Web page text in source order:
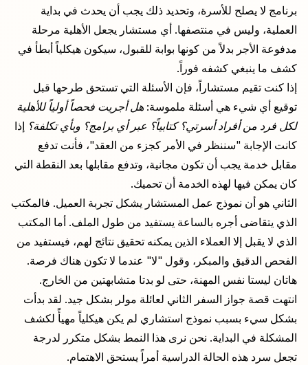
برنامج لا يصلح للأسرة، وتحديد ذلك يجب أن يحدث في بداية
العملية، وليس في منتصفها. أي مستشار يجعل الأهلية مرحلة
مدفوعة الأجر بدلاً من كونها بوابة للقبول، سيكون هيكلياً أبطأ في
كشف ما ينبغي كشفه فوراً.
إذا كنت تقيم مستشاراً، فإن الأسئلة التي تستحق طرحها قبل
توقيع أي شيء هي أسئلة ملموسة: هل أجريت فحصاً أولياً للأهلية
لكل فرد من أفراد أسرتي؟ كتابياً؟ عبر أي برامج؟ وبأي تكلفة؟ إذا
كانت الإجابة "سننظر في الأمر كجزء من العقد"، فأنت تدفع
مقابل خدمة يجب أن تكون مجانية، وتدفع مقابلها بعد النقطة التي
كان يمكن فيها لهذه الخدمة أن تحميك.
الثاني هو أن نموذج عمل المستشار يشكل تجربة العميل. فالمكتب
الذي يتقاضى أجره بالساعة يستفيد من طول الملف. أما المكتب
الذي لا يقبل إلا العملاء الذين يمكنه تحقيق نتائج لهم، فيستفيد من
الفحص الدقيق والمبكر، وقول "لا" عندما لا تكون هناك فرصة.
هاتان ليستا نفس المهنة، حتى لو بدتا متشابهتين من الخارج.
انتهت قصة جواز السفر الثاني لعائلة مولر بشكل جيد. لقد بدأت
بشكل سيء بسبب نموذج استشاري لم يكن هيكلياً مهيأً لكشف
المشكلة في البداية. نحن نرى هذا النمط بشكل متكرر لدرجة
تجعل سرد هذه الحالة الدراسية أمراً يستحق الاهتمام.